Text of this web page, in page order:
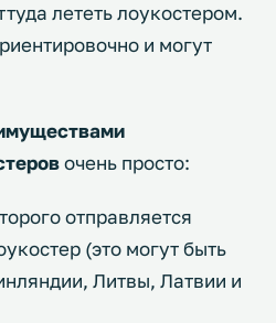
лететь лоукостером.
и могут
очень просто:
отправляется
(это могут быть
Литвы, Латвии и